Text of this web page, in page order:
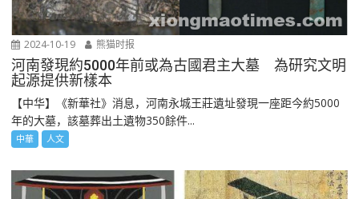
2024-10-19 熊猫时报
河南發現約5000年前或為古國君主大墓 為研究文明
起源提供新樣本
【中华】《新華社》消息，河南永城王莊遺址發現一座距今約5000
年的大墓，該墓葬出土遺物350餘件...
中華 人文